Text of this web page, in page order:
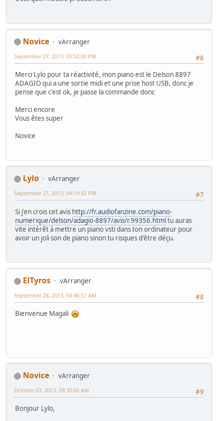
Novice
vArranger
#6
September 27, 2013, 03:52:00 PM
Merci Lylo pour ta réactivité, mon piano est le Delson 8897
ADAGIO qui a une sortie midi et une prise host USB, donc je
pense que c'est ok, je passe la commande donc
Merci encore
Vous êtes super
Novice
Lylo
vArranger
#7
September 27, 2013, 04:19:32 PM
Si j'en crois cet avis http://fr.audiofanzine.com/piano-
numerique/delson/adagio-8897/avis/r.99356.htmltu auras
vite intérêt à mettre un piano vsti dans ton ordinateur pour
avoir un joli son de piano sinon tu risques d'être déçu.
ElTyros
vArranger
#8
September 28, 2013, 04:48:51 AM
Bienvenue Magali
Novice
vArranger
#9
October 03, 2013, 09:30:06 AM
Bonjour Lylo,